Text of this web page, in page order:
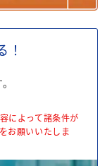
！
によって諸条件が
お願いいたしま